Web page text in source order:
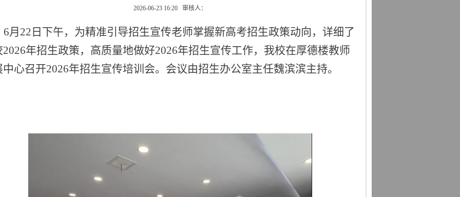
2026-06-23 16:20 审核人：
6月22日下午，为精准引导招生宣传老师掌握新高考招生政策动向，详细了
2026年招生政策，高质量地做好2026年招生宣传工作，我校在厚德楼教师
心召开2026年招生宣传培训会。会议由招生办公室主任魏滨滨主持。